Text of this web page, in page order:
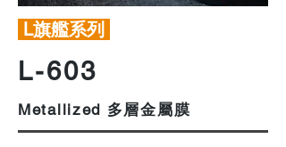
L旗艦系列
L-603
Metallized 多層金屬膜